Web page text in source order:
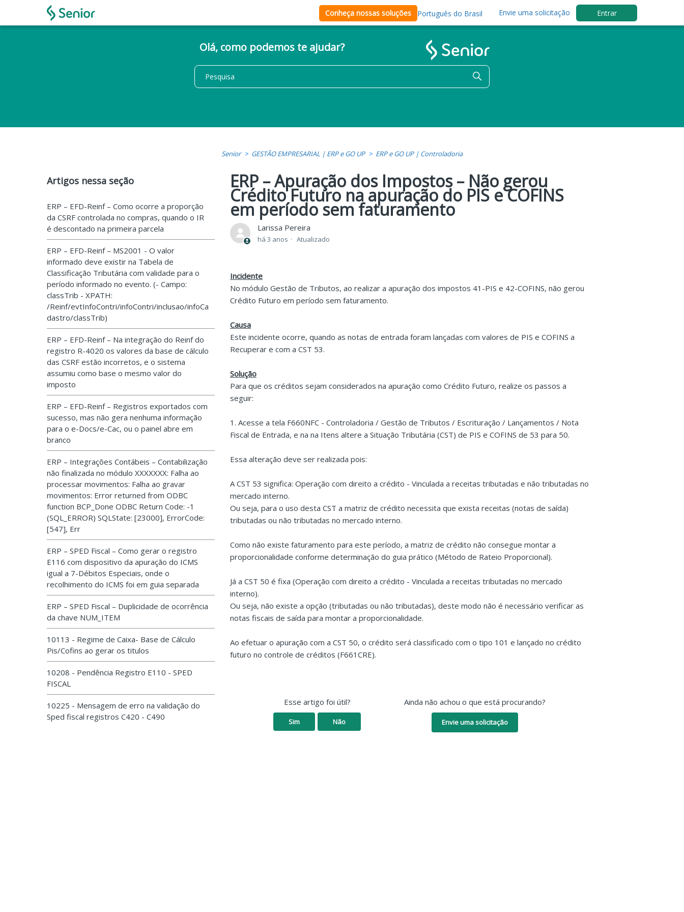
Conheça nossas soluções Português do Brasil Envie uma solicitação Entrar
Olá, como podemos te ajudar?
Senior GESTÃO EMPRESARIAL | ERP e GO UP ERP e GO UP | Controladoria
Artigos nessa seção
ERP – EFD-Reinf – Como ocorre a proporção
da CSRF controlada no compras, quando o IR
é descontado na primeira parcela
ERP – EFD-Reinf – MS2001 - O valor
informado deve existir na Tabela de
Classificação Tributária com validade para o
período informado no evento. (- Campo:
classTrib - XPATH:
/Reinf/evtInfoContri/infoContri/inclusao/infoCa
dastro/classTrib)
ERP – EFD-Reinf – Na integração do Reinf do
registro R-4020 os valores da base de cálculo
das CSRF estão incorretos, e o sistema
assumiu como base o mesmo valor do
imposto
ERP – EFD-Reinf – Registros exportados com
sucesso, mas não gera nenhuma informação
para o e-Docs/e-Cac, ou o painel abre em
branco
ERP – Integrações Contábeis – Contabilização
não finalizada no módulo XXXXXXX: Falha ao
processar movimentos: Falha ao gravar
movimentos: Error returned from ODBC
function BCP_Done ODBC Return Code: -1
(SQL_ERROR) SQLState: [23000], ErrorCode:
[547], Err
ERP – SPED Fiscal – Como gerar o registro
E116 com dispositivo da apuração do ICMS
igual a 7-Débitos Especiais, onde o
recolhimento do ICMS foi em guia separada
ERP – SPED Fiscal – Duplicidade de ocorrência
da chave NUM_ITEM
10113 - Regime de Caixa- Base de Cálculo
Pis/Cofins ao gerar os titulos
10208 - Pendência Registro E110 - SPED
FISCAL
10225 - Mensagem de erro na validação do
Sped fiscal registros C420 - C490
ERP – Apuração dos Impostos – Não gerou
Crédito Futuro na apuração do PIS e COFINS
em período sem faturamento
Larissa Pereira
há 3 anos Atualizado
Incidente
No módulo Gestão de Tributos, ao realizar a apuração dos impostos 41-PIS e 42-COFINS, não gerou
Crédito Futuro em período sem faturamento.
Causa
Este incidente ocorre, quando as notas de entrada foram lançadas com valores de PIS e COFINS a
Recuperar e com a CST 53.
Solução
Para que os créditos sejam considerados na apuração como Crédito Futuro, realize os passos a
seguir:
1. Acesse a tela F660NFC - Controladoria / Gestão de Tributos / Escrituração / Lançamentos / Nota
Fiscal de Entrada, e na na Itens altere a Situação Tributária (CST) de PIS e COFINS de 53 para 50.
Essa alteração deve ser realizada pois:
A CST 53 significa: Operação com direito a crédito - Vinculada a receitas tributadas e não tributadas no
mercado interno.
Ou seja, para o uso desta CST a matriz de crédito necessita que exista receitas (notas de saída)
tributadas ou não tributadas no mercado interno.
Como não existe faturamento para este período, a matriz de crédito não consegue montar a
proporcionalidade conforme determinação do guia prático (Método de Rateio Proporcional).
Já a CST 50 é fixa (Operação com direito a crédito - Vinculada a receitas tributadas no mercado
interno).
Ou seja, não existe a opção (tributadas ou não tributadas), deste modo não é necessário verificar as
notas fiscais de saída para montar a proporcionalidade.
Ao efetuar o apuração com a CST 50, o crédito será classificado com o tipo 101 e lançado no crédito
futuro no controle de créditos (F661CRE).
Esse artigo foi útil?
Sim Não
Ainda não achou o que está procurando?
Envie uma solicitação